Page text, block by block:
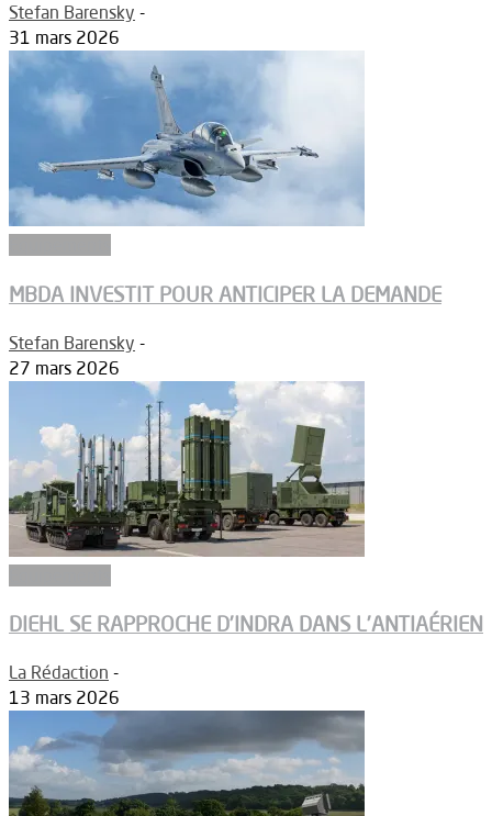
Stefan Barensky -
31 mars 2026
MBDA INVESTIT POUR ANTICIPER LA DEMANDE
Stefan Barensky -
27 mars 2026
DIEHL SE RAPPROCHE D’INDRA DANS L’ANTIAÉRIEN
La Rédaction -
13 mars 2026